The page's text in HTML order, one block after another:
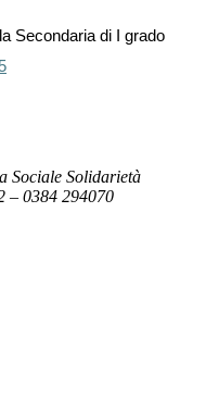
Secondaria di I grado
Sociale Solidarietà
– 0384 294070